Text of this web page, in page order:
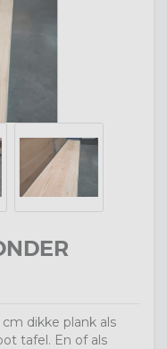
dikke plank als
tafel. En of als